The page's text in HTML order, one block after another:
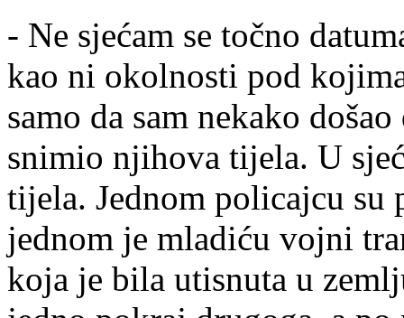
- Ne sjećam se točno
kao ni okolnosti pod
samo da sam nekako
snimio njihova tijela. U
tijela. Jednom policajcu su
jednom je mladiću vojni
koja je bila utisnuta u